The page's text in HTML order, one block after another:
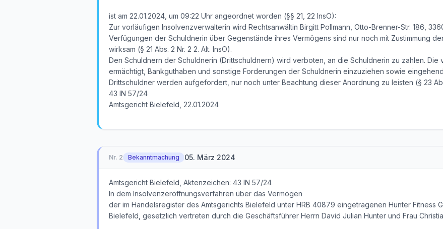
ist am 22.01.2024, um 09:22 Uhr angeordnet worden (§§ 21, 22 InsO):
Zur vorläufigen Insolvenzverwalterin wird Rechtsanwältin Birgitt Pollmann, Otto-Brenner-Str. 186,
Verfügungen der Schuldnerin über Gegenstände ihres Vermögens sind nur noch mit Zustimmung
wirksam (§ 21 Abs. 2 Nr. 2 2. Alt. InsO).
Den Schuldnern der Schuldnerin (Drittschuldnern) wird verboten, an die Schuldnerin zu zahlen.
ermächtigt, Bankguthaben und sonstige Forderungen der Schuldnerin einzuziehen sowie
Drittschuldner werden aufgefordert, nur noch unter Beachtung dieser Anordnung zu leisten (§ 23
43 IN 57/24
Amtsgericht Bielefeld, 22.01.2024
Nr. 2 Bekanntmachung 05. März 2024
Amtsgericht Bielefeld, Aktenzeichen: 43 IN 57/24
In dem Insolvenzeröffnungsverfahren über das Vermögen
der im Handelsregister des Amtsgerichts Bielefeld unter HRB 40879 eingetragenen Hunter Fitness
Bielefeld, gesetzlich vertreten durch die Geschäftsführer Herrn David Julian Hunter und Frau